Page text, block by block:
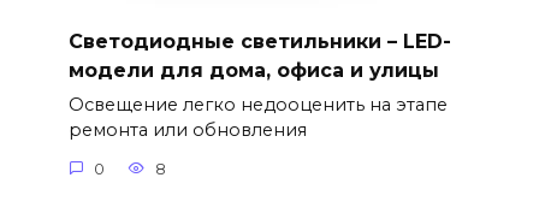
Светодиодные светильники – LED-
модели для дома, офиса и улицы
Освещение легко недооценить на этапе
ремонта или обновления
0 8